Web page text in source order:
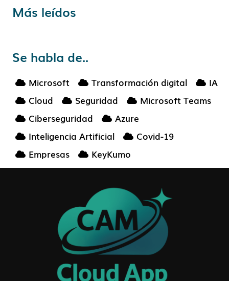
Más leídos
Se habla de..
Microsoft Transformación digital
IA
Cloud
Seguridad
Microsoft Teams
Ciberseguridad
Azure
Inteligencia Artificial
Covid-19
Empresas
KeyKumo